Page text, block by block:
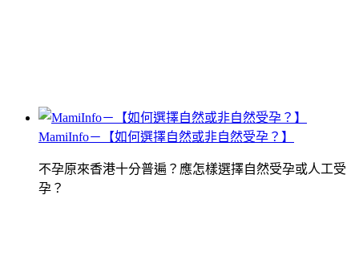
MamiInfo－【如何選擇自然或非自然受孕？】
不孕原來香港十分普遍？應怎樣選擇自然受孕或人工受
孕？